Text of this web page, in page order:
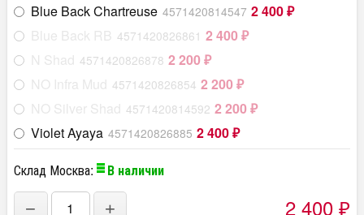
Blue Back Chartreuse 4571420814547 2 400₽
Blue Back RB 4571420826861 2 400₽
N Shad 4571420826878 2 200₽
NO Infra Mud 4571420826854 2 200₽
NO Silver Shad 4571420814592 2 200₽
Violet Ayaya 4571420826885 2 400₽
Склад Москва: В наличии
− + 2 400 ₽